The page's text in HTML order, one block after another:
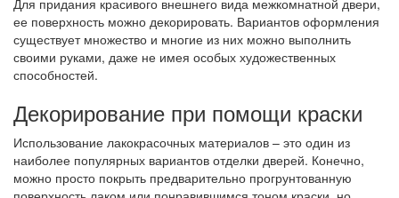
Для придания красивого внешнего вида межкомнатной двери,
ее поверхность можно декорировать. Вариантов оформления
существует множество и многие из них можно выполнить
своими руками, даже не имея особых художественных
способностей.
Декорирование при помощи краски
Использование лакокрасочных материалов – это один из
наиболее популярных вариантов отделки дверей. Конечно,
можно просто покрыть предварительно прогрунтованную